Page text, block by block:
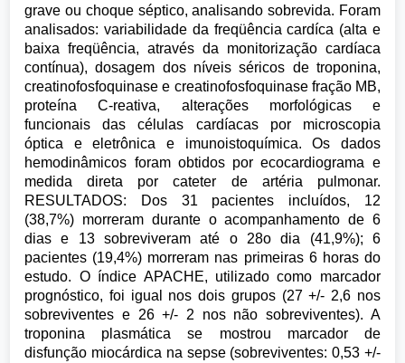
grave ou choque séptico, analisando sobrevida. Foram
analisados: variabilidade da freqüência cardíca (alta e
baixa freqüência, através da monitorização cardíaca
contínua), dosagem dos níveis séricos de troponina,
creatinofosfoquinase e creatinofosfoquinase fração MB,
proteína C-reativa, alterações morfológicas e
funcionais das células cardíacas por microscopia
óptica e eletrônica e imunoistoquímica. Os dados
hemodinâmicos foram obtidos por ecocardiograma e
medida direta por cateter de artéria pulmonar.
RESULTADOS: Dos 31 pacientes incluídos, 12
(38,7%) morreram durante o acompanhamento de 6
dias e 13 sobreviveram até o 28o dia (41,9%); 6
pacientes (19,4%) morreram nas primeiras 6 horas do
estudo. O índice APACHE, utilizado como marcador
prognóstico, foi igual nos dois grupos (27 +/- 2,6 nos
sobreviventes e 26 +/- 2 nos não sobreviventes). A
troponina plasmática se mostrou marcador de
disfunção miocárdica na sepse (sobreviventes: 0,53 +/-